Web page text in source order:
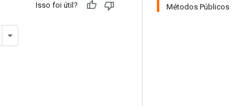
Métodos Públicos
Isso foi útil?